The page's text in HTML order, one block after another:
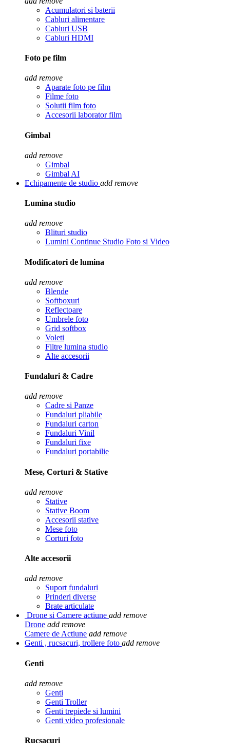
Acumulatori si baterii
Cabluri alimentare
Cabluri USB
Cabluri HDMI
Foto pe film
add remove
Aparate foto pe film
Filme foto
Solutii film foto
Accesorii laborator film
Gimbal
add remove
Gimbal
Gimbal AI
Echipamente de studio add remove
Lumina studio
add remove
Blituri studio
Lumini Continue Studio Foto si Video
Modificatori de lumina
add remove
Blende
Softboxuri
Reflectoare
Umbrele foto
Grid softbox
Voleti
Filtre lumina studio
Alte accesorii
Fundaluri & Cadre
add remove
Cadre si Panze
Fundaluri pliabile
Fundaluri carton
Fundaluri Vinil
Fundaluri fixe
Fundaluri portabilie
Mese, Corturi & Stative
add remove
Stative
Stative Boom
Accesorii stative
Mese foto
Corturi foto
Alte accesorii
add remove
Suport fundaluri
Prinderi diverse
Brate articulate
Drone si Camere actiune add remove
Drone add remove
Camere de Actiune add remove
Genti , rucsacuri, trollere foto add remove
Genti
add remove
Genti
Genti Troller
Genti trepiede si lumini
Genti video profesionale
Rucsacuri